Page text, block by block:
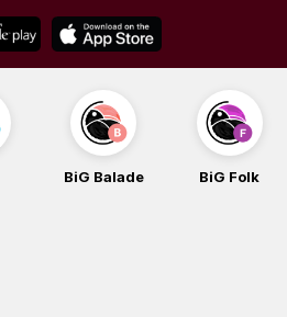
BiG Balade BiG Folk